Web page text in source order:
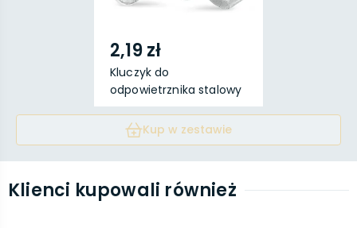
2,19 zł
Kluczyk do
odpowietrznika stalowy
Kup w zestawie
Klienci kupowali również